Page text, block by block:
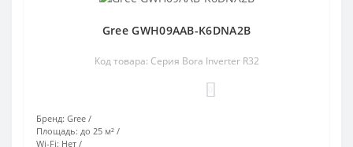
Gree GWH09AAB-K6DNA2B
Код товара: Серия Bora Inverter R32
Бренд: Gree
Площадь: до 25 м²
Wi-Fi: Нет